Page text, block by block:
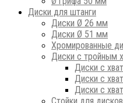
Диски для штанги
Диски Ø 26 мм
Диски Ø 51 мм
Хромированные
Диски с тройным
Диски с
Диски с
Диски с